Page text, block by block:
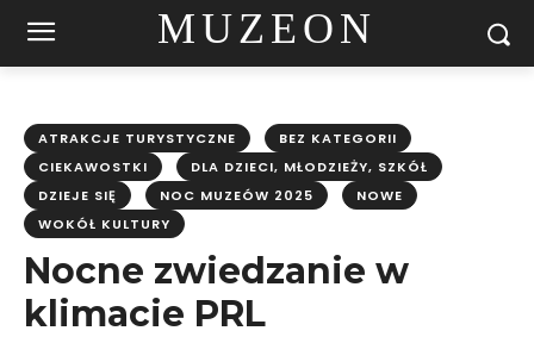
MUZEON
ATRAKCJE TURYSTYCZNE
BEZ KATEGORII
CIEKAWOSTKI
DLA DZIECI, MŁODZIEŻY, SZKÓŁ
DZIEJE SIĘ
NOC MUZEÓW 2025
NOWE
WOKÓŁ KULTURY
Nocne zwiedzanie w
klimacie PRL